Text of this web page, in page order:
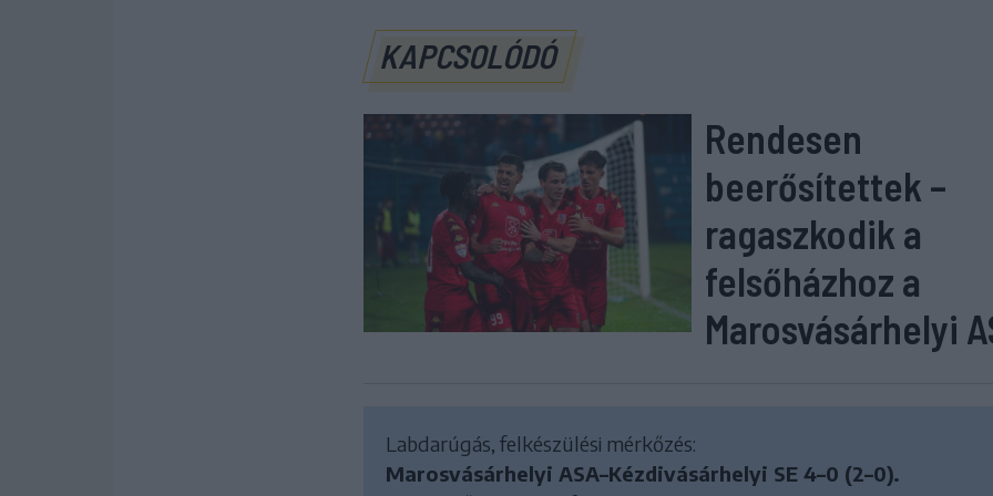
KAPCSOLÓDÓ
Rendesen
beerősítettek –
ragaszkodik a
felsőházhoz a
Marosvásárhelyi
Labdarúgás, felkészülési mérkőzés:
Marosvásárhelyi ASA–Kézdivásárhelyi SE 4–0 (2–0).